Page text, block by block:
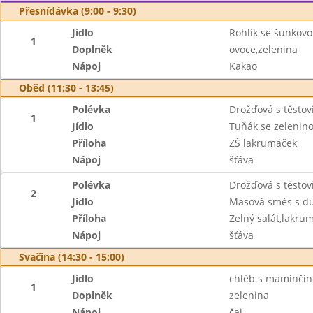
Přesnídávka (9:00 - 9:30)
1
Jídlo
Rohlík se
Doplněk
ovoce,zelenina
Nápoj
Kakao
Oběd (11:30 - 13:45)
1
Polévka
Drožďová s
Jídlo
Tuňák se
Příloha
ZŠ lakrumáček
Nápoj
šťáva
2
Polévka
Drožďová s
Jídlo
Masová směs s
Příloha
Zelný
Nápoj
šťáva
Svačina (14:30 - 15:00)
1
Jídlo
chléb s
Doplněk
zelenina